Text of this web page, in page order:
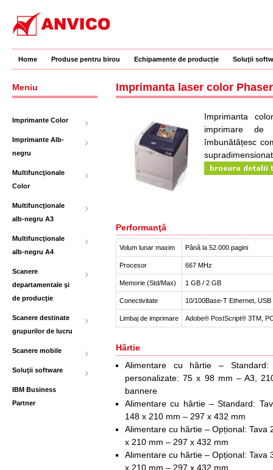
Home Produse pentru birou Echipamente de producție Soluţii
Meniu
Imprimante Color
Imprimante Alb-
negru
Multifuncţionale
Color
Multifuncţionale
alb-negru A3
Multifuncţionale
alb-negru A4
Scanere
departamentale şi
de producţie
Scanere destinate
grupurilor de lucru
Scanere mobile
Soluţii software
IBM Business
Partner
Imprimanta laser color
Imprimanta
imprimare de
îmbunătățesc
Performanţă
Volum lunar maxim Până la 52.000 pagini
Procesor 667 MHz
Memorie (Std/Max) 1 GB / 2 GB
Conectivitate 10/100Base-T Ethernet,
Limbaj de imprimare Adobe® PostScript® 3TM ,
Hârtie
Alimentare cu hârtie –
personalizate: 75 x 98 mm – A3,
bannere
Alimentare cu hârtie – Standard:
148 x 210 mm – 297 x 432 mm
Alimentare cu hârtie – Opțional:
x 210 mm – 297 x 432 mm
Alimentare cu hârtie – Opțional:
x 210 mm – 297 x 432 mm